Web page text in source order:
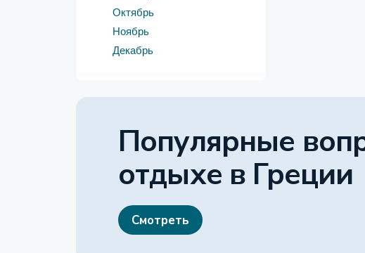
Октябрь
Ноябрь
Декабрь
Популярные
отдыхе в Греции
Смотреть